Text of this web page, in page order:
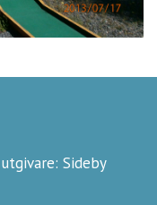
Sideby